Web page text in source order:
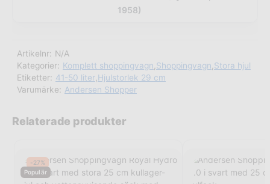
1958)
Artikelnr: N/A
Kategorier: Komplett shoppingvagn Shoppingvagn Stora hjul
Etiketter: 41-50 liter Hjulstorlek 29 cm
Varumärke: Andersen Shopper
Relaterade produkter
-27%
Populär